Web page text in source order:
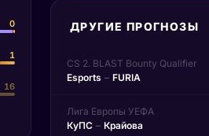
0
1
16
ДРУГИЕ ПРОГНОЗЫ
CS 2. BLAST Bounty Qualifier
Esports – FURIA
Лига Европы УЕФА
КуПС – Крайова